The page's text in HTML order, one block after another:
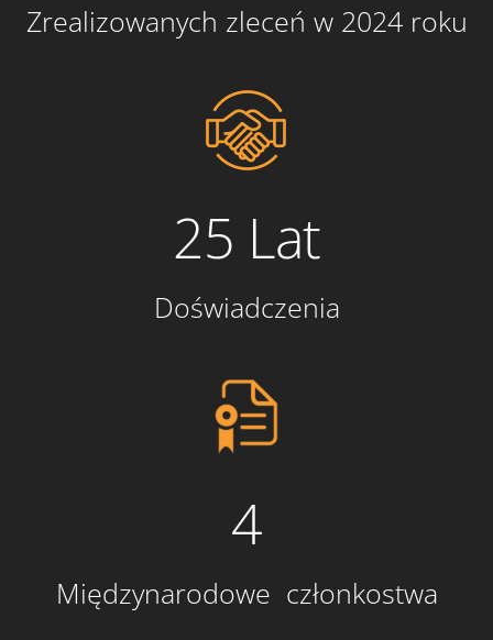
Zrealizowanych zleceń w 2024 roku
25 Lat
Doświadczenia
4
Międzynarodowe członkostwa